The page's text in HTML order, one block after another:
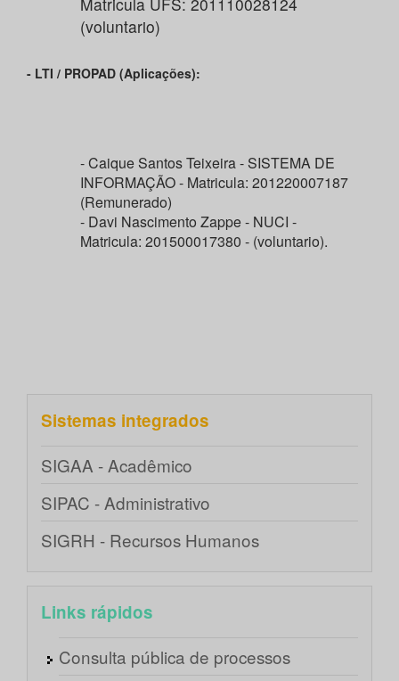
(voluntario)
- LTI / PROPAD (Aplicações):
- Caique Santos Teixeira - SISTEMA DE
INFORMAÇÃO - Matricula: 201220007187
(Remunerado)
- Davi Nascimento Zappe - NUCI -
Matricula: 201500017380 - (voluntario).
Sistemas integrados
SIGAA - Acadêmico
SIPAC - Administrativo
SIGRH - Recursos Humanos
Links rápidos
Consulta pública de processos